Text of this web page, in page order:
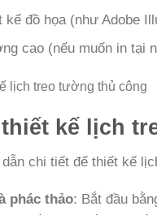
kế đồ họa (như Adobe
cao (nếu muốn in tại
kế lịch
chi tiết để thiết kế
phác thảo: Bắt đầu